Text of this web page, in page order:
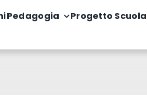
Pedagogia Progetto Scuola